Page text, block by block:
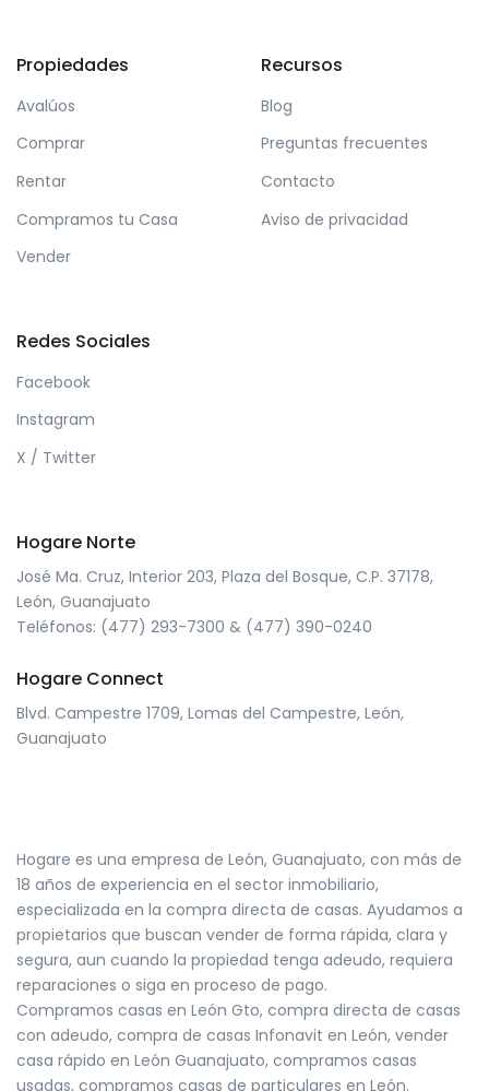
Propiedades
Avalúos
Comprar
Rentar
Compramos tu Casa
Vender
Recursos
Blog
Preguntas frecuentes
Contacto
Aviso de privacidad
Redes Sociales
Facebook
Instagram
X / Twitter
Hogare Norte
José Ma. Cruz, Interior 203, Plaza del Bosque, C.P. 37178,
León, Guanajuato
Teléfonos: (477) 293-7300 & (477) 390-0240
Hogare Connect
Blvd. Campestre 1709, Lomas del Campestre, León,
Guanajuato
Hogare es una empresa de León, Guanajuato, con más de
18 años de experiencia en el sector inmobiliario,
especializada en la compra directa de casas. Ayudamos a
propietarios que buscan vender de forma rápida, clara y
segura, aun cuando la propiedad tenga adeudo, requiera
reparaciones o siga en proceso de pago.
Compramos casas en León Gto, compra directa de casas
con adeudo, compra de casas Infonavit en León, vender
casa rápido en León Guanajuato, compramos casas
usadas, compramos casas de particulares en León.